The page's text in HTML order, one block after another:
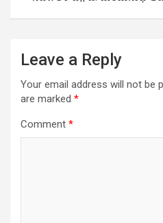
Leave a Reply
Your email address will not be
are marked *
Comment *